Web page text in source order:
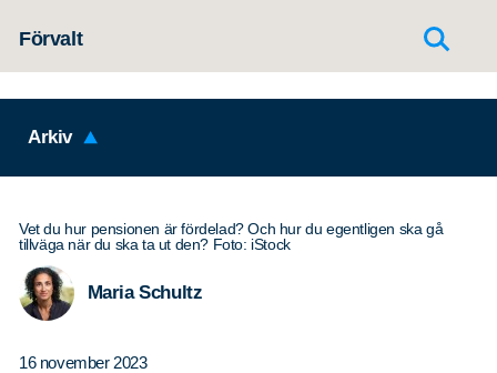
Förvalt
Arkiv
Vet du hur pensionen är fördelad? Och hur du egentligen ska gå
tillväga när du ska ta ut den? Foto: iStock
Maria Schultz
16 november 2023